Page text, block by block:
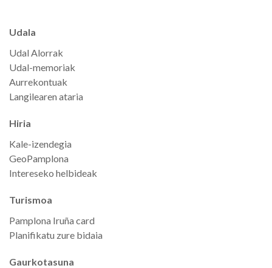
Udala
Udal Alorrak
Udal-memoriak
Aurrekontuak
Langilearen ataria
Hiria
Kale-izendegia
GeoPamplona
Intereseko helbideak
Turismoa
Pamplona Iruña card
Planifikatu zure bidaia
Gaurkotasuna